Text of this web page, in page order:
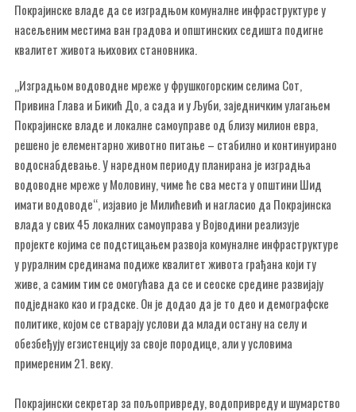
Покрајинске владе да се изградњом комуналне инфраструктуре у
насељеним местима ван градова и општинских седишта подигне
квалитет живота њихових становника.
„Изградњом водоводне мреже у фрушкогорским селима Сот,
Привина Глава и Бикић До, а сада и у Љуби, заједничким улагањем
Покрајинске владе и локалне самоуправе од близу милион евра,
решено је елементарно животно питање – стабилно и континуирано
водоснабдевање. У наредном периоду планирана је изградња
водоводне мреже у Моловину, чиме ће сва места у општини Шид
имати водоводе“, изјавио је Милићевић и нагласио да Покрајинска
влада у свих 45 локалних самоуправа у Војводини реализује
пројекте којима се подстицањем развоја комуналне инфраструктуре
у руралним срединама подиже квалитет живота грађана који ту
живе, а самим тим се омогућава да се и сеоске средине развијају
подједнако као и градске. Он је додао да је то део и демографске
политике, којом се стварају услови да млади остану на селу и
обезбеђују егзистенцију за своје породице, али у условима
примереним 21. веку.
Покрајински секретар за пољопривреду, водопривреду и шумарство